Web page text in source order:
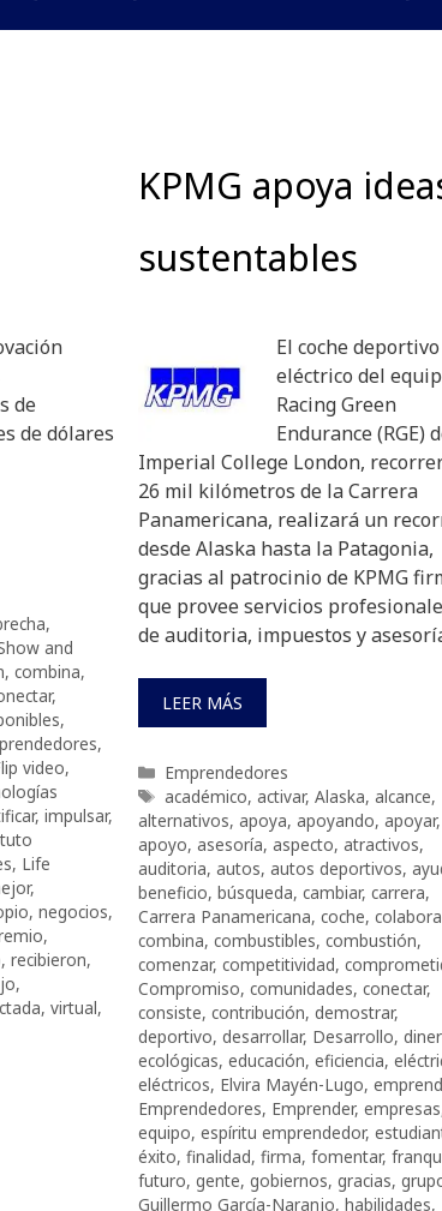
de
de dólares
,
and
, combina,
,
,
,
video,
, impulsar,
, Life
,
, negocios,
,
, recibieron,
,
, virtual,
KPMG apoya
sustentables
El coche deportivo
eléctrico del
Racing Green
Endurance (RGE)
Imperial College London,
26 mil kilómetros de la Carrera
Panamericana, realizará un
desde Alaska hasta la Patagonia,
gracias al patrocinio de KPMG
que provee servicios
de auditoria, impuestos y
LEER MÁS
Categorías
Emprendedores
Etiquetas
académico, activar, Alaska, alcance,
alternativos, apoya, apoyando, apoyar,
apoyo, asesoría, aspecto, atractivos,
auditoria, autos, autos deportivos,
beneficio, búsqueda, cambiar, carrera,
Carrera Panamericana, coche,
combina, combustibles, combustión,
comenzar, competitividad,
Compromiso, comunidades, conectar,
consiste, contribución, demostrar,
deportivo, desarrollar, Desarrollo,
ecológicas, educación, eficiencia,
eléctricos, Elvira Mayén-Lugo,
Emprendedores, Emprender, empresas
equipo, espíritu emprendedor,
éxito, finalidad, firma, fomentar,
futuro, gente, gobiernos, gracias,
Guillermo García-Naranjo, habilidades,